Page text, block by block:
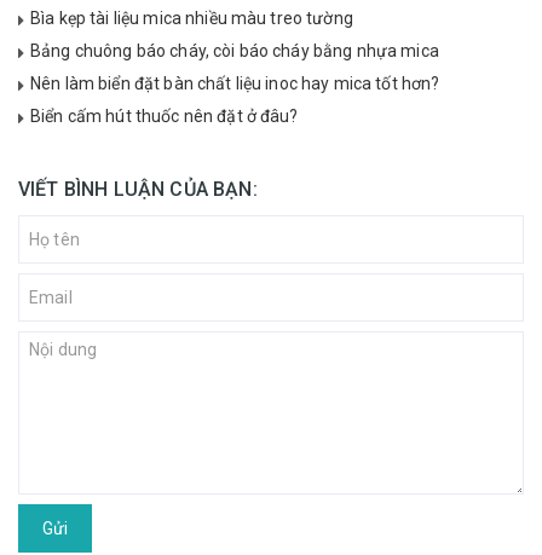
Bìa kẹp tài liệu mica nhiều màu treo tường
Bảng chuông báo cháy, còi báo cháy bằng nhựa mica
Nên làm biển đặt bàn chất liệu inoc hay mica tốt hơn?
Biển cấm hút thuốc nên đặt ở đâu?
VIẾT BÌNH LUẬN CỦA BẠN:
Gửi